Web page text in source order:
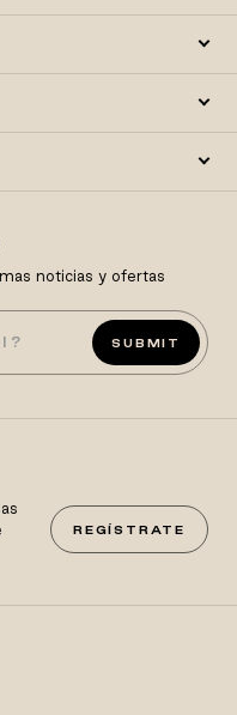
noticias y ofertas
SUBMIT
REGÍSTRATE